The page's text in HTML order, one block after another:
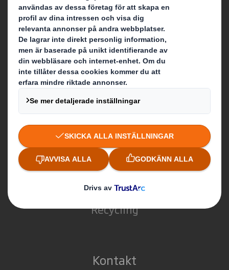
Om DS Smith
Om International Paper
Om IP & DS Smiths sammanslagning
Hållbarhet
Media
Karriär
Vad gör vi?
Packaging
Paper
Recycling
Kontakt